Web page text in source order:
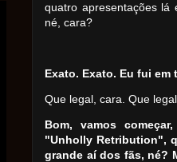
quatro apresentações lá
né, cara?
Exato. Exato. Eu fui em
Que legal, cara. Que
Bom, vamos
"Unholly Retribution",
grande aí dos fãs, né?